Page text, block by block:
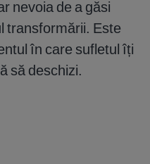
nevoia de a găsi
transformării. Este
în care sufletul îți
să deschizi.